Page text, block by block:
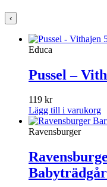
‹
Educa
Pussel –
119 kr
Lägg till i varukorg
Ravensburger